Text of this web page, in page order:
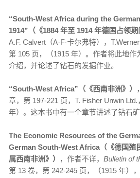
“South-West Africa during the
1914”（《1884 年至 1914 年德国占领期
A.F. Calvert（A·F·卡尔弗特），
第 105 页，（1915 年）。作者将此地作
介绍，并论述了钻石的发掘作业。
“South-West Africa”（《西南非洲》）
章，第 197-221 页，T. Fisher Unwin
年）。这本书中有一个章节讲述了钻石矿
The Economic Resources of the
German South-West Africa（《德国殖
属西南非洲》）
，作者不详， Bulletin of
第 13 卷，第 242-245 页，（1915 年）